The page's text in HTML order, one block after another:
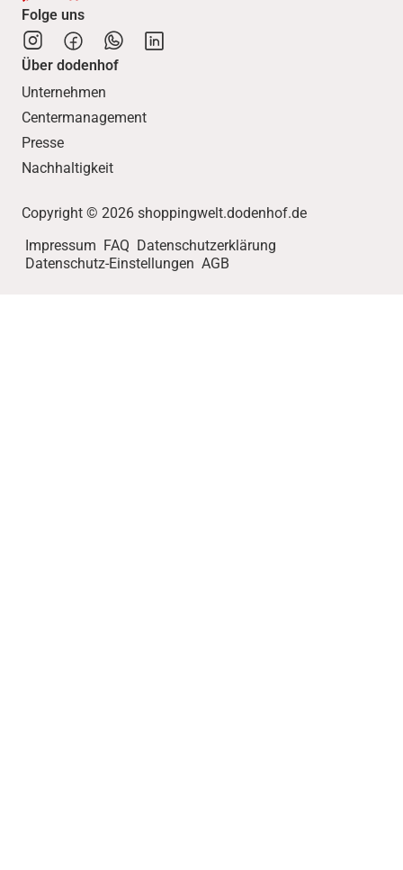
Folge uns
Über dodenhof
Unternehmen
Centermanagement
Presse
Nachhaltigkeit
Copyright © 2026 shoppingwelt.dodenhof.de
Impressum FAQ Datenschutzerklärung
Datenschutz-Einstellungen AGB